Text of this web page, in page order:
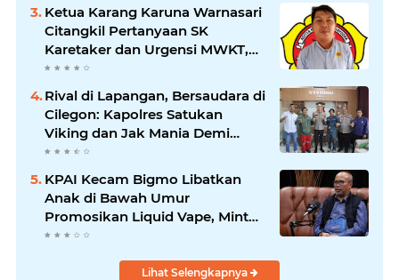
Ketua Karang Karuna Warnasari
Citangkil Pertanyaan SK
Karetaker dan Urgensi MWKT,
Saat Suasana Berduka
Rival di Lapangan, Bersaudara di
Cilegon: Kapolres Satukan
Viking dan Jak Mania Demi
Nobar Damai Piala Presiden
KPAI Kecam Bigmo Libatkan
Anak di Bawah Umur
Promosikan Liquid Vape, Minta
Aparat Bertindak Tegas
Lihat Selengkapnya